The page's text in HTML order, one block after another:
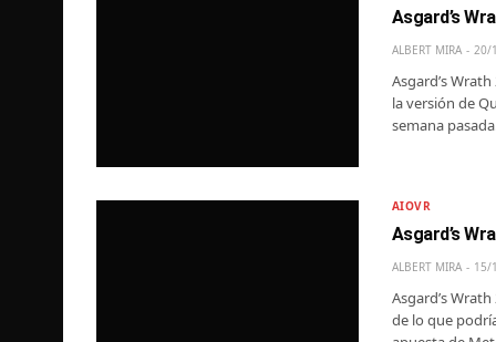
Asgard’s
ALBERT MIRA 20/
Asgard’s
la versión de
semana
AIOVR
Asgard’s
ALBERT MIRA 15/
Asgard’s
de lo que